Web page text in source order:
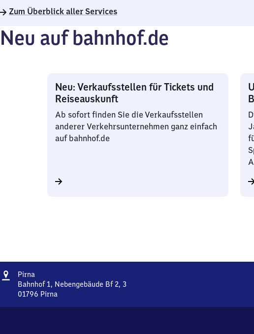
22
Zum Überblick aller Services
Neu auf bahnhof.de
Neu: Verkaufsstellen für Tickets und
Reiseauskunft
Ab sofort finden Sie die Verkaufsstellen
anderer Verkehrsunternehmen ganz einfach
auf bahnhof.de
Adresse
Pirna
Bahnhof 1, Nebengebäude Bf 2, 3
01796 Pirna